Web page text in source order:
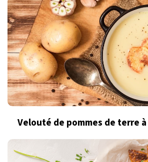
Velouté de pommes de terre